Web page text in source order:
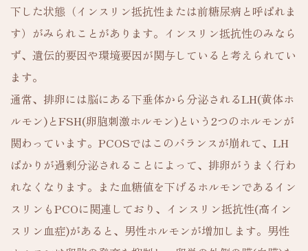
下した状態（インスリン抵抗性または前糖尿病と呼ばれま
す）がみられことがあります。インスリン抵抗性のみなら
ず、遺伝的要因や環境要因が関与していると考えられてい
ます。
通常、排卵には脳にある下垂体から分泌されるLH(黄体ホ
ルモン)とFSH(卵胞刺激ホルモン)という2つのホルモンが
関わっています。PCOSではこのバランスが崩れて、LH
ばかりが過剰分泌されることによって、排卵がうまく行わ
れなくなります。また血糖値を下げるホルモンであるイン
スリンもPCOに関連しており、インスリン抵抗性(高イン
スリン血症)があると、男性ホルモンが増加します。男性